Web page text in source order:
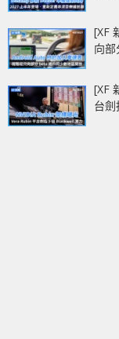
[XF
向
[XF
台